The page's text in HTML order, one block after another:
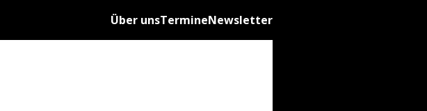
Über unsTermineNewsletter